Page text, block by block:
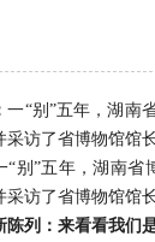
一“别”五年，湖南
采访了省博物馆馆
”五年，湖南省博
采访了省博物馆馆
陈列：来看看我们